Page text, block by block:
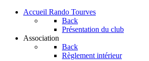
Accueil Rando Tourves
Back
Présentation du club
Association
Back
Règlement intérieur